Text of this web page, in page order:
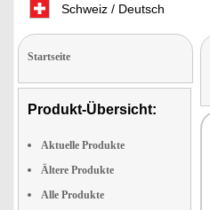
Schweiz / Deutsch
Startseite
Produkt-Übersicht:
Aktuelle Produkte
Ältere Produkte
Alle Produkte